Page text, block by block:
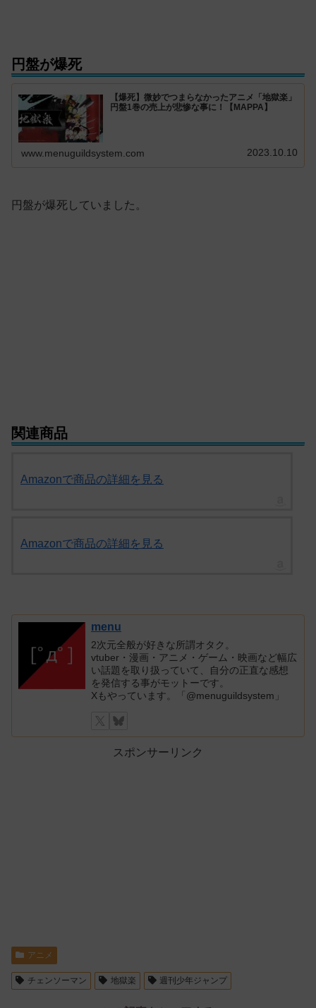
円盤が爆死
【爆死】微妙でつまらなかったアニメ「地獄楽」
円盤1巻の売上が悲惨な事に！【MAPPA】
www.menuguildsystem.com 2023.10.10
円盤が爆死していました。
関連商品
Amazonで商品の詳細を見る
Amazonで商品の詳細を見る
menu
2次元全般が好きな所謂オタク。
vtuber・漫画・アニメ・ゲーム・映画など幅広
い話題を取り扱っていて、自分の正直な感想
を発信する事がモットーです。
Xもやっています。「@menuguildsystem」
スポンサーリンク
アニメ
チェンソーマン 地獄楽 週刊少年ジャンプ